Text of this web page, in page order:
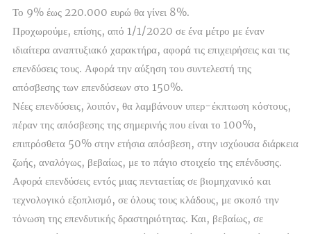
Το 9% έως 220.000 ευρώ θα γίνει 8%.
Προχωρούμε, επίσης, από 1/1/2020 σε ένα μέτρο με έναν
ιδιαίτερα αναπτυξιακό χαρακτήρα, αφορά τις επιχειρήσεις και τις
επενδύσεις τους. Αφορά την αύξηση του συντελεστή της
απόσβεσης των επενδύσεων στο 150%.
Νέες επενδύσεις, λοιπόν, θα λαμβάνουν υπερ-έκπτωση κόστους,
πέραν της απόσβεσης της σημερινής που είναι το 100%,
επιπρόσθετα 50% στην ετήσια απόσβεση, στην ισχύουσα διάρκεια
ζωής, αναλόγως, βεβαίως, με το πάγιο στοιχείο της επένδυσης.
Αφορά επενδύσεις εντός μιας πενταετίας σε βιομηχανικό και
τεχνολογικό εξοπλισμό, σε όλους τους κλάδους, με σκοπό την
τόνωση της επενδυτικής δραστηριότητας. Και, βεβαίως, σε